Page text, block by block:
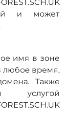
и может
имя в зоне
любое время,
Также
услугой